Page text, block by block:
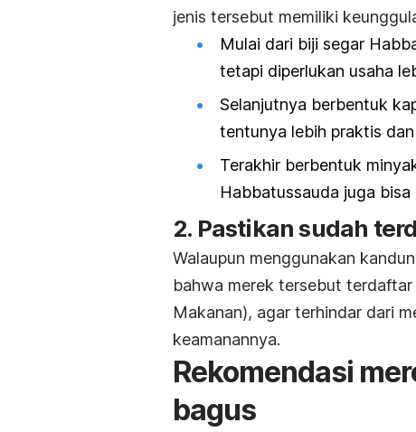
jenis tersebut memiliki
Mulai dari biji segar
tetapi diperlukan usaha
Selanjutnya berbentuk
tentunya lebih praktis
Terakhir berbentuk
Habbatussauda juga
2. Pastikan sudah
Walaupun menggunakan
bahwa merek tersebut
Makanan), agar terhindar dari
keamanannya.
Rekomendasi
bagus